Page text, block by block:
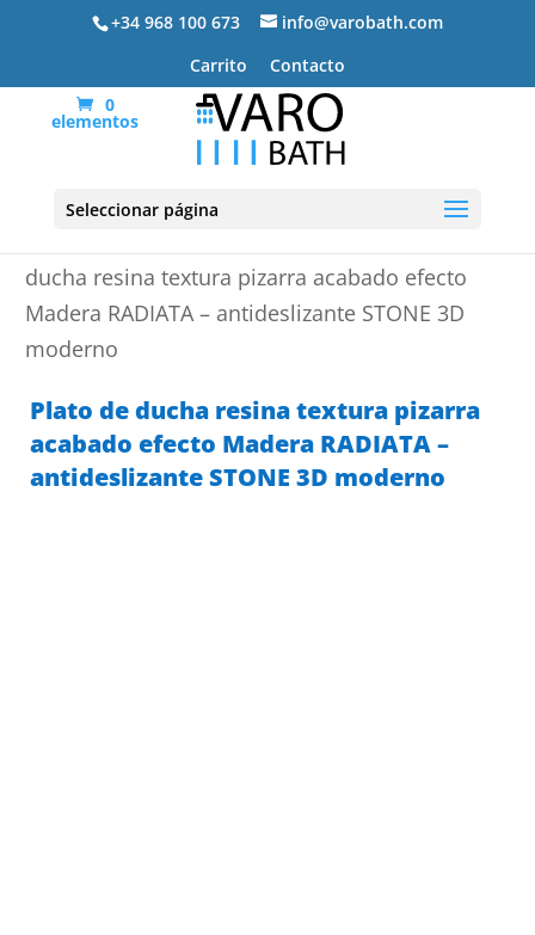
+34 968 100 673
info@varobath.com
Carrito
Contacto
0
elementos
Seleccionar página
ducha resina textura pizarra acabado efecto
Madera RADIATA – antideslizante STONE 3D
moderno
Plato de ducha resina textura pizarra
acabado efecto Madera RADIATA –
antideslizante STONE 3D moderno